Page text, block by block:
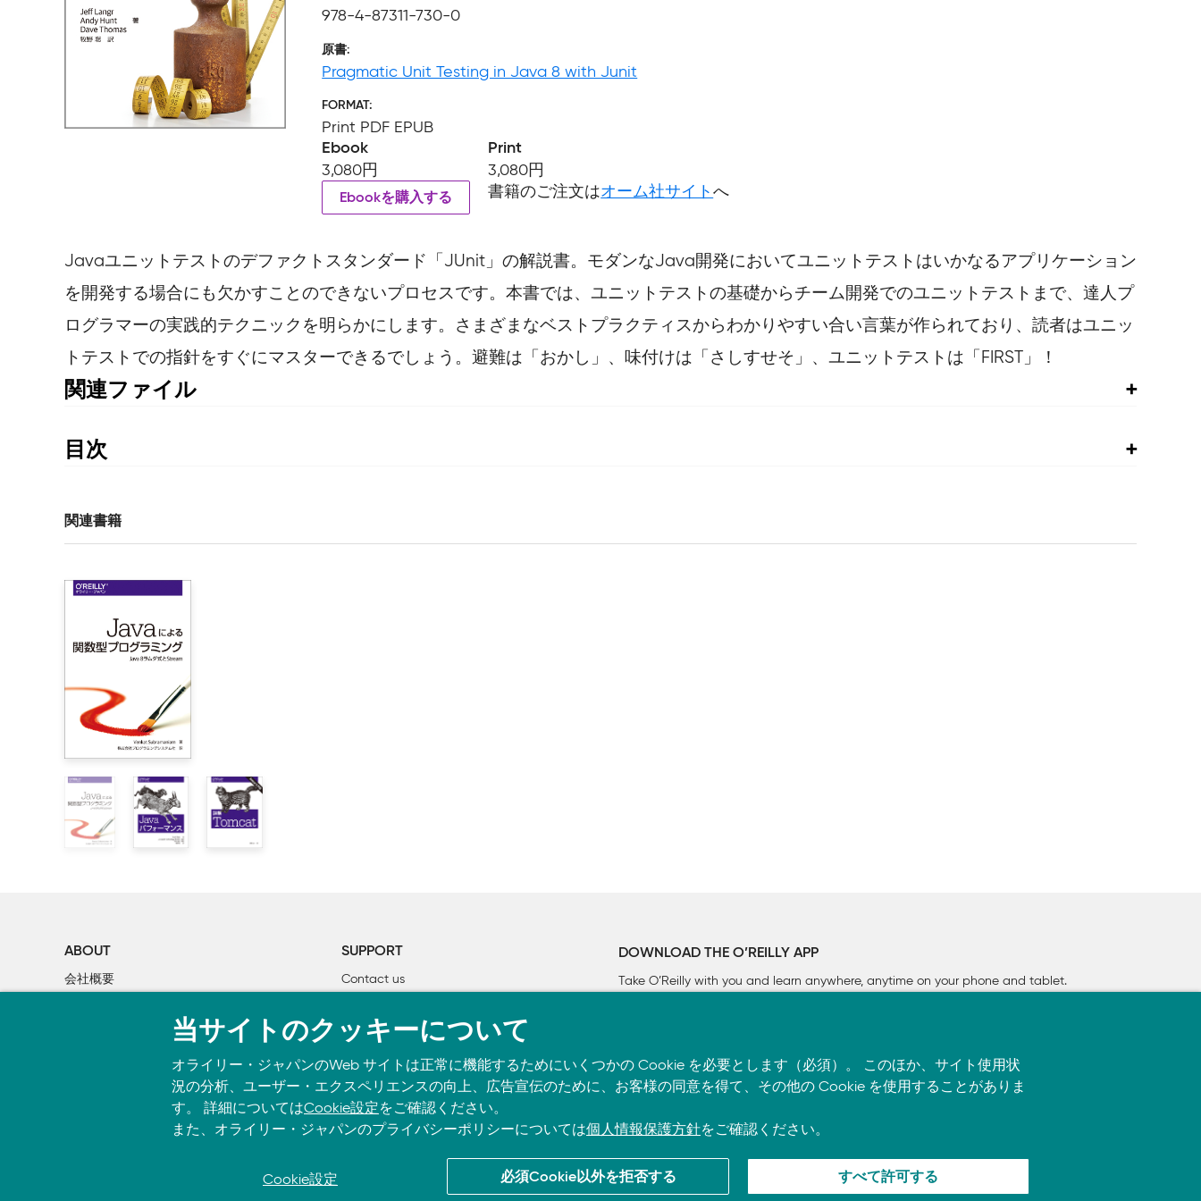
978-4-87311-730-0
原書
Pragmatic Unit Testing in Java 8 with Junit
FORMAT
Print PDF EPUB
Ebook
3,080円
Ebookを購入する
Print
3,080円
書籍のご注文はオーム社サイトへ
Javaユニットテストのデファクトスタンダード「JUnit」の解説書。モダンなJava開発においてユニットテストはいかなるアプリケーション
を開発する場合にも欠かすことのできないプロセスです。本書では、ユニットテストの基礎からチーム開発でのユニットテストまで、達人プ
ログラマーの実践的テクニックを明らかにします。さまざまなベストプラクティスからわかりやすい合い言葉が作られており、読者はユニッ
トテストでの指針をすぐにマスターできるでしょう。避難は「おかし」、味付けは「さしすせそ」、ユニットテストは「FIRST」！
関連ファイル
サンプルコード（翻訳版）
目次
まえがき
1章　初めてのJUnitテスト
    1.2　JUnitの基礎（テストを作成し、成功させる）
        1.2.1　プロジェクトの設定
        1.2.2　JUnitテストの構成要素
        1.2.3　JUnitの実行
    1.3　Arrange-Act-Assert
    1.4　テストは本当に行われているのか
2章　JUnitの実践的な利用
    2.1　テスト対象を理解する（Profileクラス）
    2.6　残りの作業
    2.7　まとめ
3章　さまざまなアサーション
    3.1　JUnitでのアサーション
        3.1.1　assertTrue
        3.1.2　assertThat（何かと何かが等しいことを示す）
        3.1.3　重要なHamcrestマッチャー
        3.1.4　浮動小数点数の比較
関連書籍
ABOUT
会社概要
SUPPORT
Contact us
書籍注文
DOWNLOAD THE O’REILLY APP
Take O’Reilly with you and learn anywhere, anytime on your phone and tablet.
© 2026, O’Reilly Japan, Inc. oreilly.co.jpに掲載されているすべてのトレードマークおよび登録商標は、それぞれの所有者に帰属します。
当サイトのクッキーについて
オライリー・ジャパンのWeb サイトは正常に機能するためにいくつかの Cookie を必要とします（必須）。 このほか、サイト使用状
況の分析、ユーザー・エクスペリエンスの向上、広告宣伝のために、お客様の同意を得て、その他の Cookie を使用することがありま
す。 詳細についてはCookie設定をご確認ください。
また、オライリー・ジャパンのプライバシーポリシーについては個人情報保護方針をご確認ください。
Cookie設定 必須Cookie以外を拒否する すべて許可する